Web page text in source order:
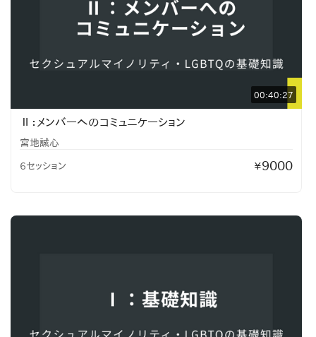
00:40:27
Ⅱ：メンバーへのコミュニケーション
宮地誠心
6セッション ¥9000